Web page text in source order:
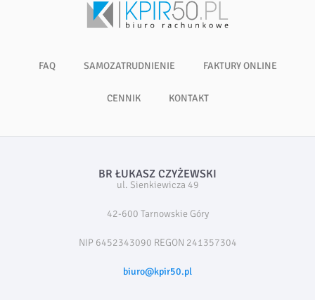
FAQ SAMOZATRUDNIENIE FAKTURY ONLINE
CENNIK KONTAKT
BR ŁUKASZ CZYŻEWSKI
ul. Sienkiewicza 49
42-600 Tarnowskie Góry
NIP 6452343090 REGON 241357304
biuro@kpir50.pl